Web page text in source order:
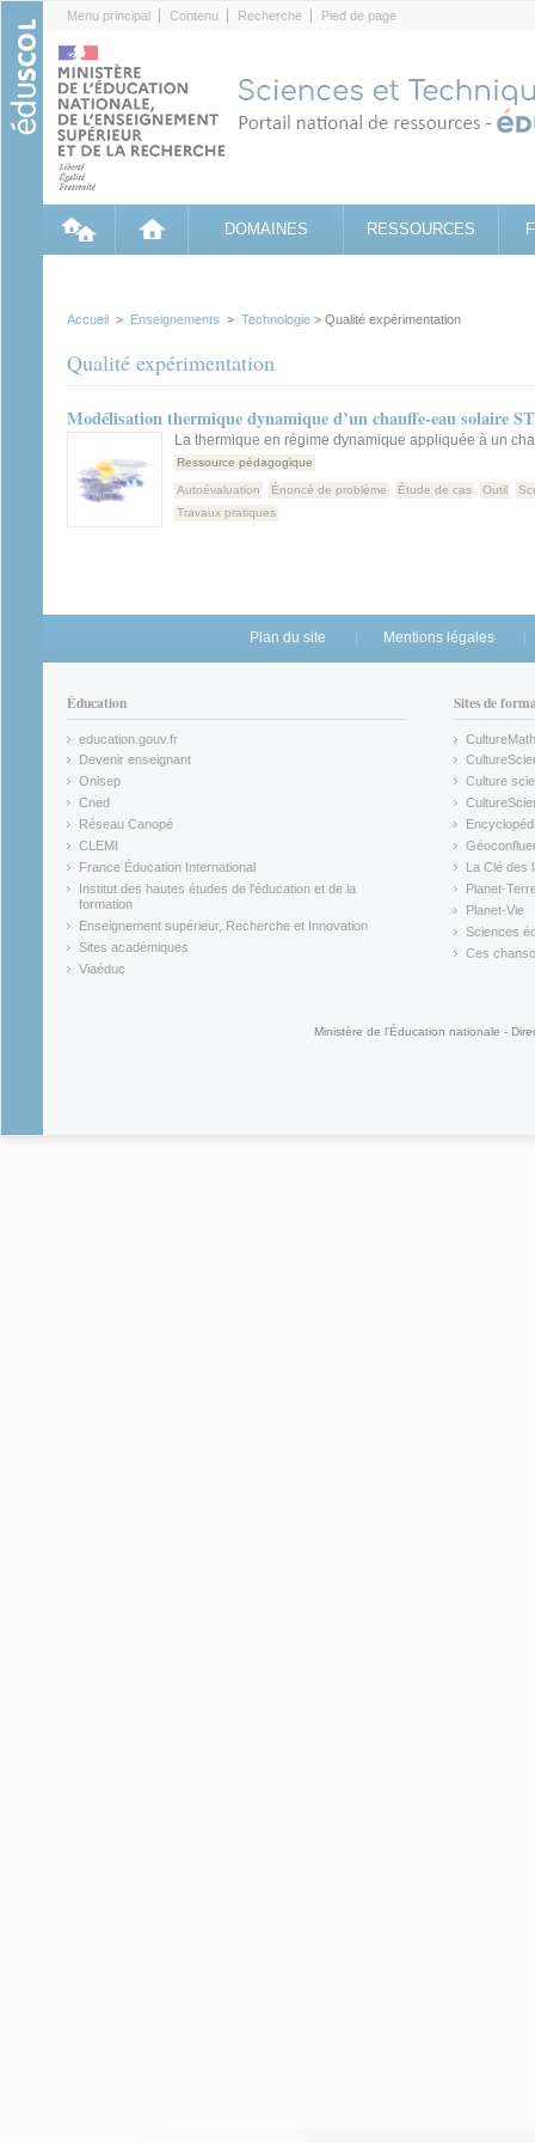
Menu principal Contenu Recherche Pied de page
DOMAINES RESSOURCES
Accueil > Enseignements > Technologie > Qualité expérimentation
Qualité expérimentation
Modélisation thermique dynamique d’un chauffe-eau solaire
La thermique en régime dynamique appliquée à un
Ressource pédagogique
Autoévaluation Énoncé de problème Étude de cas Outil
Travaux pratiques
Plan du site Mentions légales
Éducation
education.gouv.fr
(link is external)
Devenir enseignant
(link is external)
Onisep
(link is external)
Cned
(link is external)
Réseau Canopé
(link is external)
CLEMI
(link is external)
France Éducation International
(link is external)
Institut des hautes études de l'éducation et de la
formation
(link is external)
Enseignement supérieur, Recherche et Innovation
(link is external)
Sites académiques
(link is external)
Viaéduc
Sites de
CultureMath
(link is
(link is
Culture
(link is
(link is
(link is
La Clé des
(link is
Planet-
(link is
Planet-Vie
(link is
Sciences
(link is
Ces
Ministère de l'Éducation nationale -